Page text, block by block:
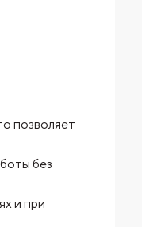
позволяет
без
и при